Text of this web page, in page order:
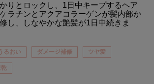
りとロックし、1日中キープするヘア
ラチンとアクアコラーゲンが髪内部か
し、しなやかな艶髪が1日中続きま
るおい ダメージ補修 ツヤ髪
乾